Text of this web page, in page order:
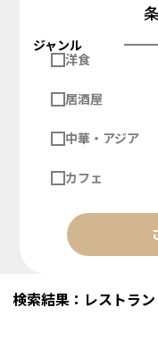
ジャンル
洋食
居酒屋
中華・アジア
カフェ
検索結果：レストラ